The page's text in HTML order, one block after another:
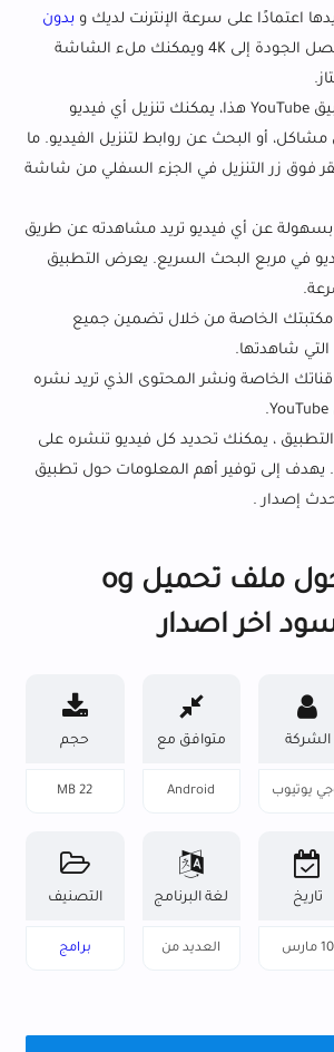
اعتمادًا على سرعة الإنترنت لديك و بدون
، حيث تصل الجودة إلى 4K ويمكنك ملء الشاشة
باستخدام تطبيق YouTube هذا، يمكنك تنزيل أي فيديو
أو البحث عن روابط لتنزيل الفيديو. ما
فوق زر التنزيل في الجزء السفلي من شاشة
عن أي فيديو تريد مشاهدته عن طريق
في مربع البحث السريع. يعرض التطبيق
الخاصة من خلال تضمين جميع
شاهدتها.
الخاصة ونشر المحتوى الذي تريد نشره
، يمكنك تحديد كل فيديو تنشره على
. يهدف إلى توفير أهم المعلومات حول تطبيق
معلومات حول ملف تحميل og
الشركة
المنتجة
يوتيوب
متوافق مع
Android
حجم
البرنامج
22 MB
تاريخ
التحديث
10 مارس
لغة البرنامج
العديد من
التصنيف
برامج